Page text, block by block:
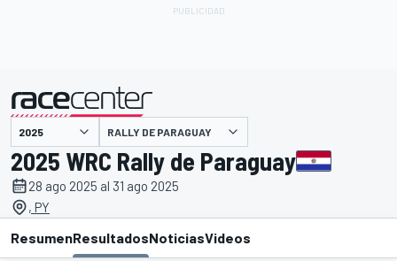
presentado por RALLY DE PARAGUAY
2025 WRC Rally de Paraguay
28 ago 2025 al 31 ago 2025
, PY
ResumenResultadosNoticiasVideos